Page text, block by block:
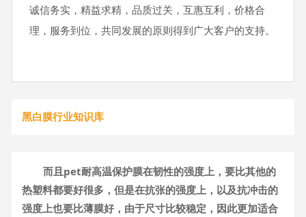
诚信务实，精益求精，品质过关，互惠互利，价格合
理，服务到位，共同发展的原则得到广大客户的支持。
黑白膜行业知识库
而且pet耐高温保护膜在韧性的强度上，要比其他的
热塑料都要好很多，但是在抗张的强度上，以及抗冲击的
强度上也要比薄膜好，由于尺寸比较稳定，因此更加适合